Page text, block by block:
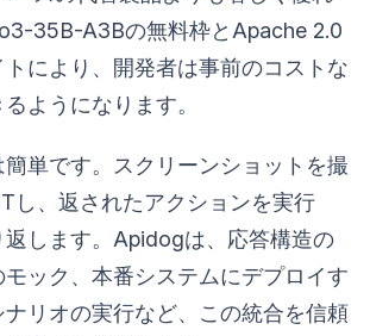
35B-A3Bの無料枠とApache 2.0
により、開発者は事前のコストな
ようになります。
単です。スクリーンショットを撮
し、返されたアクションを実行
返します。Apidogは、応答構造の
ック、本番システムにデプロイす
ナリオの実行など、この統合を信頼